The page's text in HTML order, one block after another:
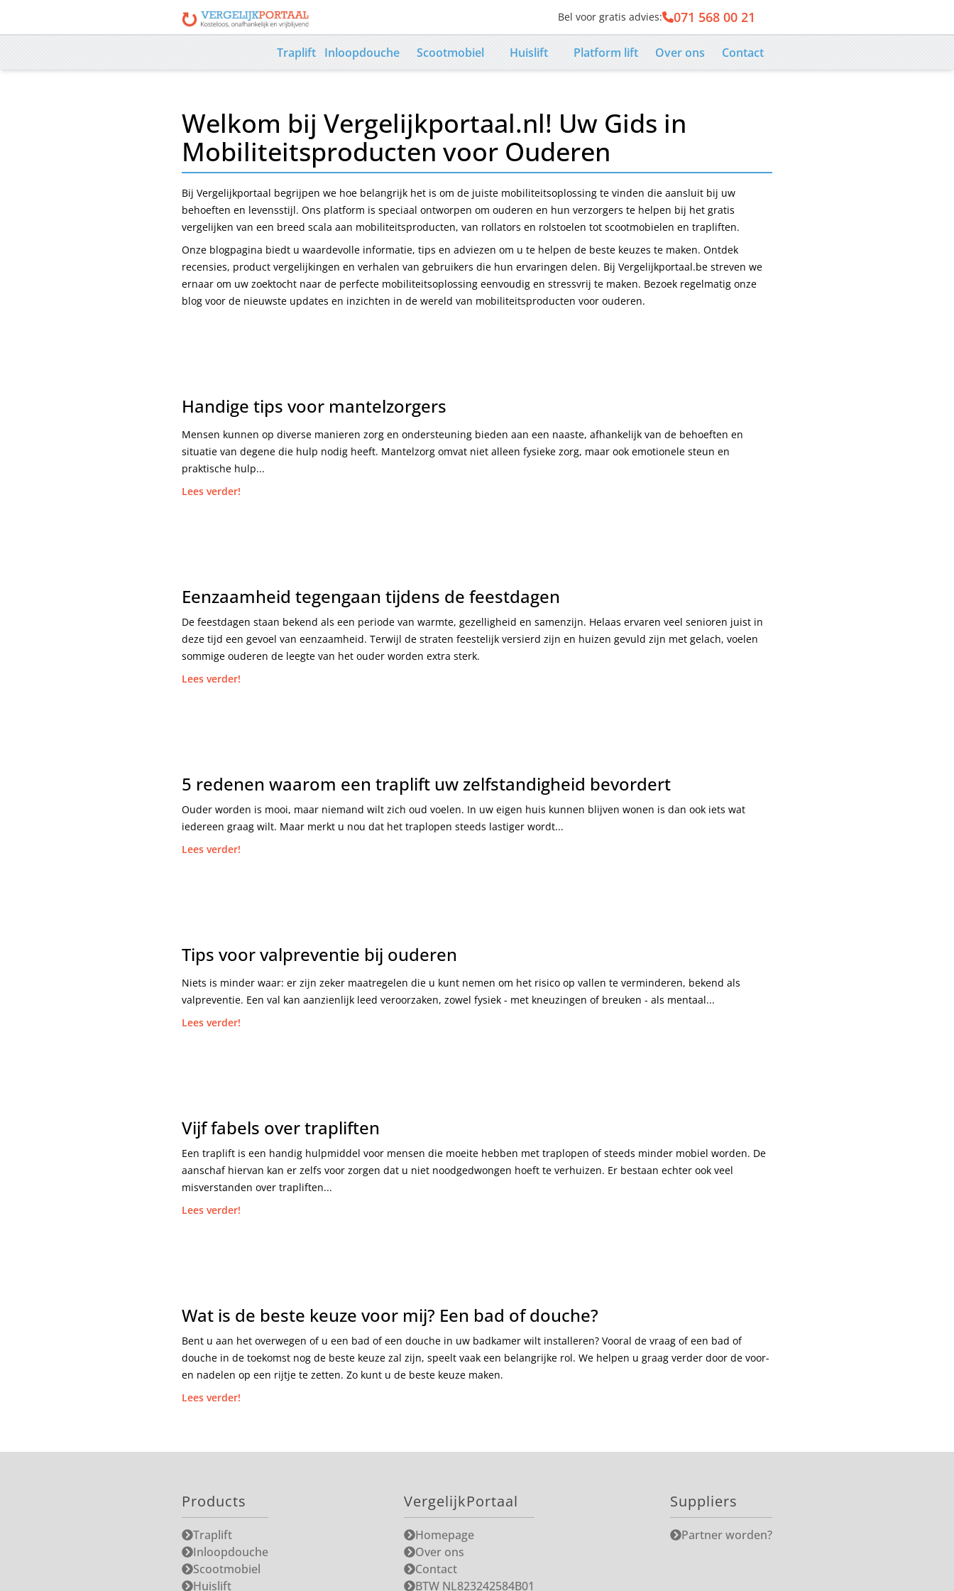
Contact number
Bel voor gratis advies: 071 568 00 21
Traplift Inloopdouche Scootmobiel Huislift Platform lift Over ons Contact
Welkom bij Vergelijkportaal.nl! Uw Gids in
Mobiliteitsproducten voor Ouderen
Bij Vergelijkportaal begrijpen we hoe belangrijk het is om de juiste mobiliteitsoplossing te vinden die aansluit bij uw
behoeften en levensstijl. Ons platform is speciaal ontworpen om ouderen en hun verzorgers te helpen bij het gratis
vergelijken van een breed scala aan mobiliteitsproducten, van rollators en rolstoelen tot scootmobielen en trapliften.
Onze blogpagina biedt u waardevolle informatie, tips en adviezen om u te helpen de beste keuzes te maken. Ontdek
recensies, product vergelijkingen en verhalen van gebruikers die hun ervaringen delen. Bij Vergelijkportaal.be streven we
ernaar om uw zoektocht naar de perfecte mobiliteitsoplossing eenvoudig en stressvrij te maken. Bezoek regelmatig onze
blog voor de nieuwste updates en inzichten in de wereld van mobiliteitsproducten voor ouderen.
Handige tips voor mantelzorgers
Mensen kunnen op diverse manieren zorg en ondersteuning bieden aan een naaste, afhankelijk van de behoeften en
situatie van degene die hulp nodig heeft. Mantelzorg omvat niet alleen fysieke zorg, maar ook emotionele steun en
praktische hulp...
Lees verder!
Eenzaamheid tegengaan tijdens de feestdagen
De feestdagen staan bekend als een periode van warmte, gezelligheid en samenzijn. Helaas ervaren veel senioren juist in
deze tijd een gevoel van eenzaamheid. Terwijl de straten feestelijk versierd zijn en huizen gevuld zijn met gelach, voelen
sommige ouderen de leegte van het ouder worden extra sterk.
Lees verder!
5 redenen waarom een traplift uw zelfstandigheid bevordert
Ouder worden is mooi, maar niemand wilt zich oud voelen. In uw eigen huis kunnen blijven wonen is dan ook iets wat
iedereen graag wilt. Maar merkt u nou dat het traplopen steeds lastiger wordt...
Lees verder!
Tips voor valpreventie bij ouderen
Niets is minder waar: er zijn zeker maatregelen die u kunt nemen om het risico op vallen te verminderen, bekend als
valpreventie. Een val kan aanzienlijk leed veroorzaken, zowel fysiek - met kneuzingen of breuken - als mentaal...
Lees verder!
Vijf fabels over trapliften
Een traplift is een handig hulpmiddel voor mensen die moeite hebben met traplopen of steeds minder mobiel worden. De
aanschaf hiervan kan er zelfs voor zorgen dat u niet noodgedwongen hoeft te verhuizen. Er bestaan echter ook veel
misverstanden over trapliften...
Lees verder!
Wat is de beste keuze voor mij? Een bad of douche?
Bent u aan het overwegen of u een bad of een douche in uw badkamer wilt installeren? Vooral de vraag of een bad of
douche in de toekomst nog de beste keuze zal zijn, speelt vaak een belangrijke rol. We helpen u graag verder door de voor-
en nadelen op een rijtje te zetten. Zo kunt u de beste keuze maken.
Lees verder!
Products
Traplift
Inloopdouche
Scootmobiel
Huislift
VergelijkPortaal
Homepage
Over ons
Contact
BTW NL823242584B01
Suppliers
Partner worden?